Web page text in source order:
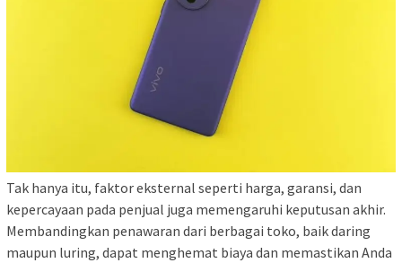
Tak hanya itu, faktor eksternal seperti harga, garansi, dan
kepercayaan pada penjual juga memengaruhi keputusan akhir.
Membandingkan penawaran dari berbagai toko, baik daring
maupun luring, dapat menghemat biaya dan memastikan Anda